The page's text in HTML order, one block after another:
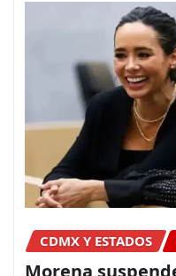
CDMX Y ESTADOS